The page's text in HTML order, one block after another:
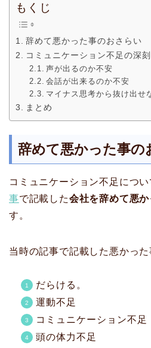
もくじ
辞めて悪かった事のおさらい
コミュニケーション不足の深刻
声が出るのか不安
会話が出来るのか不安
マイナス思考から抜け出せ
まとめ
辞めて悪かった事の
コミュニケーション不足につい
事で記載した会社を辞めて悪
す。
当時の記事で記載した悪かった
だらける。
運動不足
コミュニケーション不足
頭の体力不足